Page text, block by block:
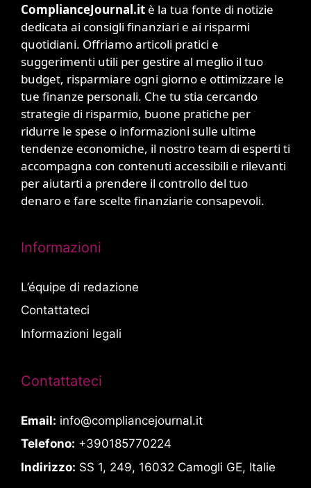
ComplianceJournal.it è la tua fonte di notizie
dedicata ai consigli finanziari e ai risparmi
quotidiani. Offriamo articoli pratici e
suggerimenti utili per gestire al meglio il tuo
budget, risparmiare ogni giorno e ottimizzare le
tue finanze personali. Che tu stia cercando
strategie di risparmio, buone pratiche per
ridurre le spese o informazioni sulle ultime
tendenze economiche, il nostro team di esperti ti
accompagna con contenuti accessibili e rilevanti
per aiutarti a prendere il controllo del tuo
denaro e fare scelte finanziarie consapevoli.
Informazioni
L’équipe di redazione
Contattateci
Informazioni legali
Contattateci
Email: info@compliancejournal.it
Telefono: +390185770224
Indirizzo: SS 1, 249, 16032 Camogli GE, Italie